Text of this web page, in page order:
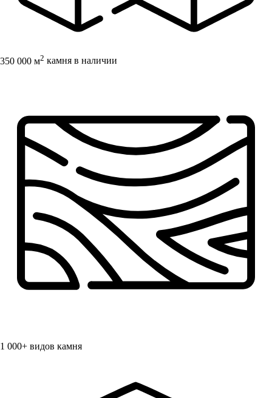
350 000 м2 камня в наличии
1 000+ видов камня